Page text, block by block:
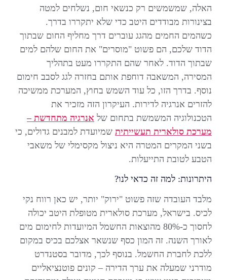
האלה, שמשמשים רק כנשאי חום, נשלחים למטה
בצינורות מבודדים היטב כדי שלא יתקררו בדרך.
כשהמים החמים מהגג עוברים דרך מחליף החום שבתוך
הדוד שלכם, הם פשוט "מוסרים" את החום שלהם למים
שבתוך הדוד. לאחר שהם התקררו מעט בתהליך
המסירה, המשאבה דוחפת אותם בחזרה לגג לסבב חימום
נוסף. בדרך הזו, כל עוד השמש בחוץ, המערכת ממשיכה
להזרים אנרגיה לדירות. העיקרון הזה מזכיר את
הטכנולוגיה המשמשת בתחום של אנרגיה מתחדשת –
מערכת סולארית תעשייתית שמיועדת למבנים גדולים, כי
בשני המקרים המטרה היא ניצול מקסימלי של משאבי
הטבע לטובת התייעלות.
היתרונות: למה זה כדאי לנו?
מלבד העובדה שזה פשוט "ירוק" יותר, יש כאן רווח נקי
לכיס. בישראל, מערכת סולארית מטופלת היטב יכולה
לחסוך כ-80% מהוצאות החשמל המיועדות לחימום מים
לאורך השנה. זה המון כסף שנשאר אצלכם בכיס במקום
ללכת לחברת החשמל. בנוסף לכך, מדובר בסטנדרט
מודרני שמעלה את ערך הדירה – קונים פוטנציאליים